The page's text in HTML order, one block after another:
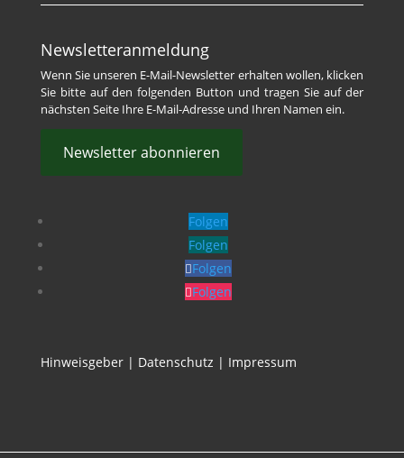
Newsletteranmeldung
Wenn Sie unseren E-Mail-Newsletter erhalten wollen, klicken
Sie bitte auf den folgenden Button und tragen Sie auf der
nächsten Seite Ihre E-Mail-Adresse und Ihren Namen ein.
Newsletter abonnieren
Folgen
Folgen
Folgen
Folgen
Hinweisgeber| Datenschutz | Impressum